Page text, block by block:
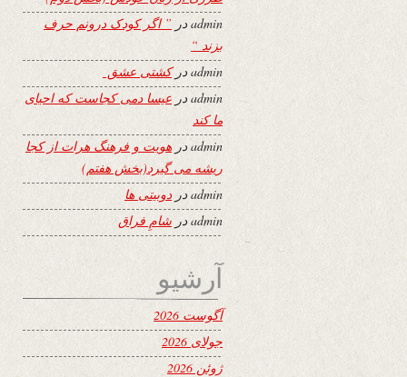
adminدر ” اگر کودک درونم حرف
بزند “
adminدرکشتی عشق
adminدر عیسا دمی کجاست که احیای
ما کند
adminدر هویت و فرهنگ هرات از کجا
ریشه می گیرد(بخش هفتم)
adminدردوبیتی ها
admin در شامِ فراق
آرشیو
آگوست 2026
جولای 2026
ژوئن 2026